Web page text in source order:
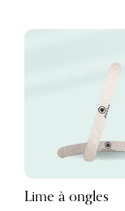
Lime à ongles